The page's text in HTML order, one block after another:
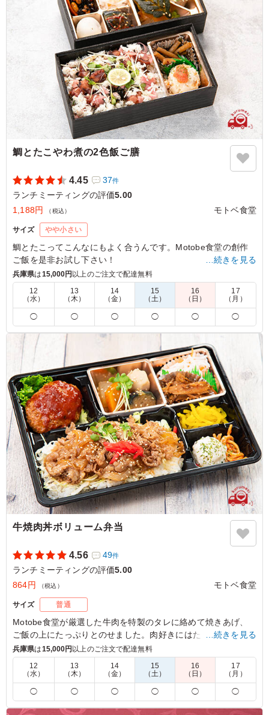
京都府京都市左京区岡崎徳成町2024/09/07
鯛とたこやわ煮の2色飯ご膳
4.45 37件
ランチミーティングの評価5.00
1,188円
（税込） モトベ食堂
サイズ やや小さい
鯛とたこってこんなにもよく合うんです。Motobe食堂の創作
ご飯を是非お試し下さい！
たっぷりの副菜と甘味が楽しめる、豪華な2段重は様々なシー
ンで重宝頂けること間違いなしです。
※夏季や時期、気候により食の安全を考慮し、傷みやすい食材
を別の内容に変更させていただく場合がございます。
5.0 株式会社FEA
鯛とタコのバランスが絶妙でした。 2つの旨みがご飯にし
っかり染み込んでいて、上品な味付けで最後まで美味しく
いただけました。 副菜も沢山ありバランスの良いお弁当
です。 またリピートしたい内容です。
ご利用シーン：会議・セミナー›ランチミーティング
大阪府大阪市西区京町堀2026/06/08
…続きを見る
兵庫県は15,000円以上のご注文で配達無料
12
（水）
13
（木）
14
（金）
15
（土）
16
（日）
17
（月）
◯ ◯ ◯ ◯ ◯ ◯
牛焼肉丼ボリューム弁当
4.56 49件
ランチミーティングの評価5.00
864円
（税込） モトベ食堂
サイズ 普通
Motobe食堂が厳選した牛肉を特製のタレに絡めて焼きあげ、
ご飯の上にたっぷりとのせました。肉好きにはたまらないお弁
当です。副菜の炊き合わせ、日替わり惣菜で野菜もしっかり摂
れるので栄養バランスもいい感じに仕上げています。
※夏季や時期、気候により食の安全を考慮し、傷みやすい食材
を別の内容に変更させていただく場合がございます。
…続きを見る
兵庫県は15,000円 以上のご注文で配達無料
12
（水）
13
（木）
14
（金）
15
（土）
16
（日）
17
（月）
◯ ◯ ◯ ◯ ◯ ◯